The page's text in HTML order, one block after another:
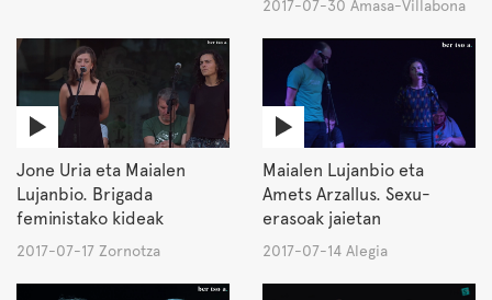
2017-07-30 Amasa-Villabona
Jone Uria eta Maialen
Lujanbio. Brigada
feministako kideak
2017-07-17 Zornotza
Maialen Lujanbio eta
Amets Arzallus. Sexu-
erasoak jaietan
2017-07-14 Alegia